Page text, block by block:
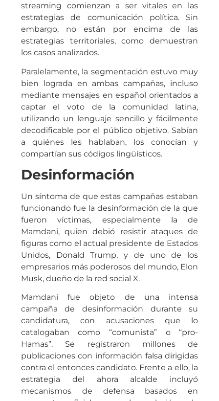
streaming comienzan a ser vitales en las
estrategias de comunicación política. Sin
embargo, no están por encima de las
estrategias territoriales, como demuestran
los casos analizados.
Paralelamente, la segmentación estuvo muy
bien lograda en ambas campañas, incluso
mediante mensajes en español orientados a
captar el voto de la comunidad latina,
utilizando un lenguaje sencillo y fácilmente
decodificable por el público objetivo. Sabían
a quiénes les hablaban, los conocían y
compartían sus códigos lingüísticos.
Desinformación
Un síntoma de que estas campañas estaban
funcionando fue la desinformación de la que
fueron víctimas, especialmente la de
Mamdani, quien debió resistir ataques de
figuras como el actual presidente de Estados
Unidos, Donald Trump, y de uno de los
empresarios más poderosos del mundo, Elon
Musk, dueño de la red social X.
Mamdani fue objeto de una intensa
campaña de desinformación durante su
candidatura, con acusaciones que lo
catalogaban como “comunista” o “pro-
Hamas”. Se registraron millones de
publicaciones con información falsa dirigidas
contra el entonces candidato. Frente a ello, la
estrategia del ahora alcalde incluyó
mecanismos de defensa basados en